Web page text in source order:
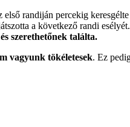
randiján percekig
a következő randi
szerethetőnek találta.
vagyunk tökéletesek. Ez